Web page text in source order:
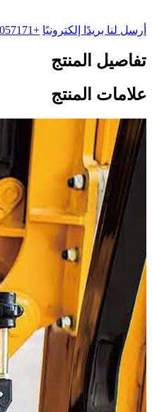
أرسل لنا بريدًا إلكترونيًا +8613801057171
تفاصيل المنتج
علامات المنتج